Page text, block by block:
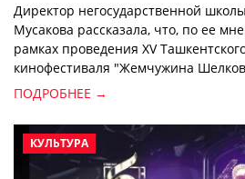
Директор негосударственной
Мусакова рассказала, что, по ее
рамках проведения XV
кинофестиваля "Жемчужина
ПОДРОБНЕЕ →
КУЛЬТУРА